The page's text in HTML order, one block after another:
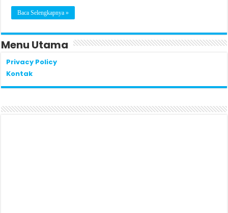
Baca Selengkapnya »
Menu Utama
Privacy Policy
Kontak